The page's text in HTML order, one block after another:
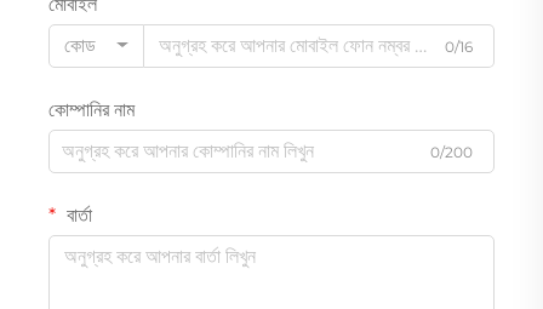
কোড
0/16
কোম্পানির নাম
0/200
বার্তা